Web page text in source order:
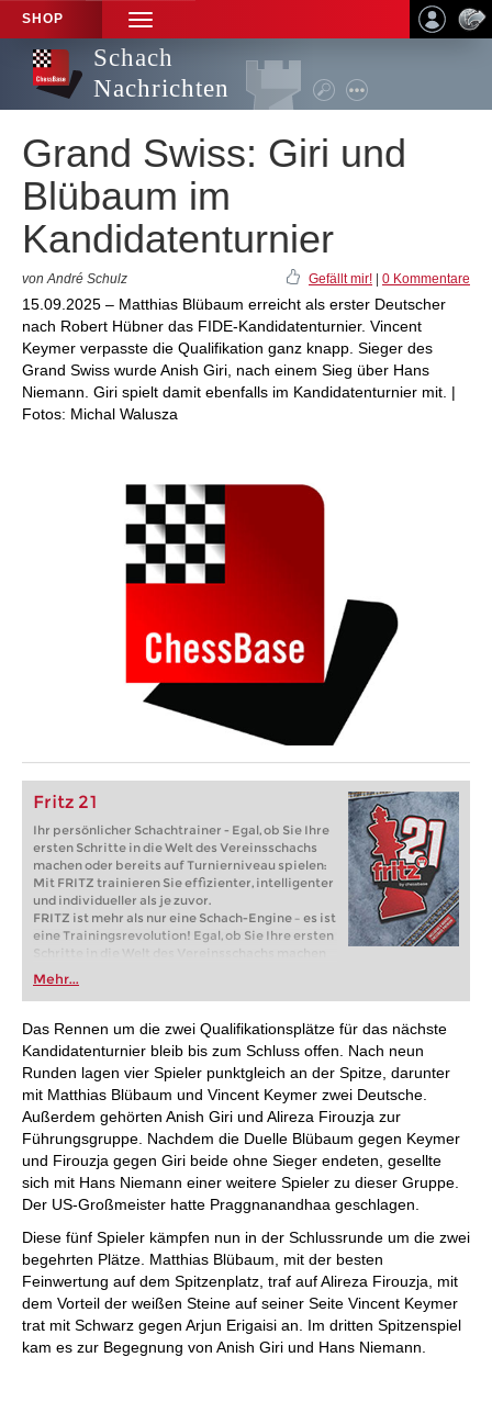
SHOP
TOGGLE
NAVIGATION
Schach
Nachrichten
Grand Swiss: Giri und
Blübaum im
Kandidatenturnier
von André Schulz Gefällt mir! 0 Kommentare
15.09.2025 – Matthias Blübaum erreicht als erster Deutscher
nach Robert Hübner das FIDE-Kandidatenturnier. Vincent
Keymer verpasste die Qualifikation ganz knapp. Sieger des
Grand Swiss wurde Anish Giri, nach einem Sieg über Hans
Niemann. Giri spielt damit ebenfalls im Kandidatenturnier mit. |
Fotos: Michal Walusza
Fritz 21
Ihr persönlicher Schachtrainer - Egal, ob Sie Ihre
ersten Schritte in die Welt des Vereinsschachs
machen oder bereits auf Turnierniveau spielen:
Mit FRITZ trainieren Sie effizienter, intelligenter
und individueller als je zuvor.
FRITZ ist mehr als nur eine Schach-Engine – es ist
eine Trainingsrevolution! Egal, ob Sie Ihre ersten
Schritte in die Welt des Vereinsschachs machen
oder bereits auf Turnierniveau spielen: Mit
FRITZ trainieren Sie effizienter, intelligenter und
individueller als je zuvor.
Mehr...
Das Rennen um die zwei Qualifikationsplätze für das nächste
Kandidatenturnier bleib bis zum Schluss offen. Nach neun
Runden lagen vier Spieler punktgleich an der Spitze, darunter
mit Matthias Blübaum und Vincent Keymer zwei Deutsche.
Außerdem gehörten Anish Giri und Alireza Firouzja zur
Führungsgruppe. Nachdem die Duelle Blübaum gegen Keymer
und Firouzja gegen Giri beide ohne Sieger endeten, gesellte
sich mit Hans Niemann einer weitere Spieler zu dieser Gruppe.
Der US-Großmeister hatte Praggnanandhaa geschlagen.
Diese fünf Spieler kämpfen nun in der Schlussrunde um die zwei
begehrten Plätze. Matthias Blübaum, mit der besten
Feinwertung auf dem Spitzenplatz, traf auf Alireza Firouzja, mit
dem Vorteil der weißen Steine auf seiner Seite Vincent Keymer
trat mit Schwarz gegen Arjun Erigaisi an. Im dritten Spitzenspiel
kam es zur Begegnung von Anish Giri und Hans Niemann.